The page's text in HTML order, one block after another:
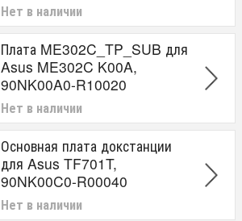
Нет в наличии
Плата ME302C_TP_SUB для
Asus ME302C K00A,
90NK00A0-R10020
Нет в наличии
Основная плата докстанции
для Asus TF701T,
90NK00C0-R00040
Нет в наличии